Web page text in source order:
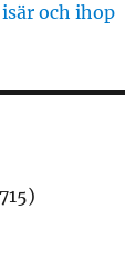
och ihop